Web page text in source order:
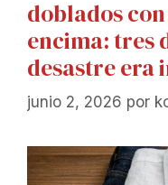
doblados
encima: tres
desastre era
junio 2, 2026 por